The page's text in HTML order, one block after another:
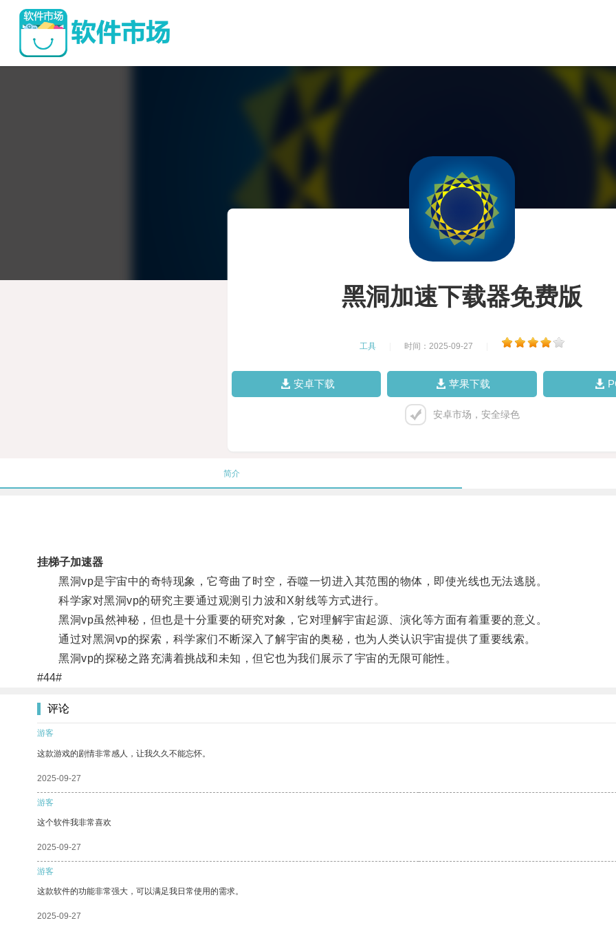
黑洞加速下载器免费版
工具 时间：2025-09-27
安卓下载 苹果下载
安卓市场，安全绿色
简介
挂梯子加速器
黑洞vp是宇宙中的奇特现象，它弯曲了时空，吞噬一切进入其范围的物体，即使光线也无法逃脱。
科学家对黑洞vp的研究主要通过观测引力波和X射线等方式进行。
黑洞vp虽然神秘，但也是十分重要的研究对象，它对理解宇宙起源、演化等方面有着重要的意义。
通过对黑洞vp的探索，科学家们不断深入了解宇宙的奥秘，也为人类认识宇宙提供了重要线索。
黑洞vp的探秘之路充满着挑战和未知，但它也为我们展示了宇宙的无限可能性。
#44#
评论
游客
这款游戏的剧情非常感人，让我久久不能忘怀。
2025-09-27
游客
这个软件我非常喜欢
2025-09-27
游客
这款软件的功能非常强大，可以满足我日常使用的需求。
2025-09-27